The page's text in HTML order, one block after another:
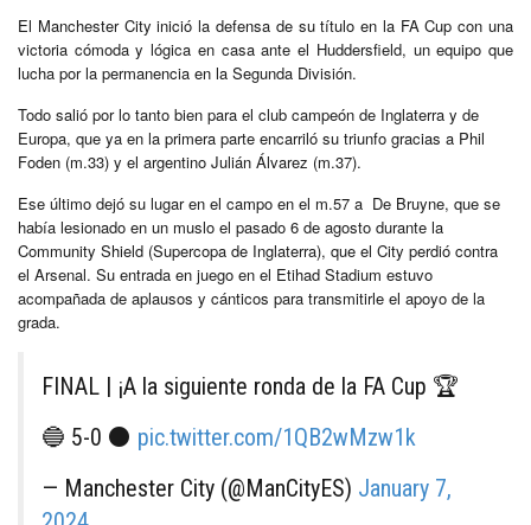
El Manchester City inició la defensa de su título en la FA Cup con una
victoria cómoda y lógica en casa ante el Huddersfield, un equipo que
lucha por la permanencia en la Segunda División.
Todo salió por lo tanto bien para el club campeón de Inglaterra y de
Europa, que ya en la primera parte encarriló su triunfo gracias a Phil
Foden (m.33) y el argentino Julián Álvarez (m.37).
Ese último dejó su lugar en el campo en el m.57 a De Bruyne, que se
había lesionado en un muslo el pasado 6 de agosto durante la
Community Shield (Supercopa de Inglaterra), que el City perdió contra
el Arsenal. Su entrada en juego en el Etihad Stadium estuvo
acompañada de aplausos y cánticos para transmitirle el apoyo de la
grada.
FINAL | ¡A la siguiente ronda de la FA Cup 🏆
🔵 5-0 ⚫ pic.twitter.com/1QB2wMzw1k
— Manchester City (@ManCityES) January 7,